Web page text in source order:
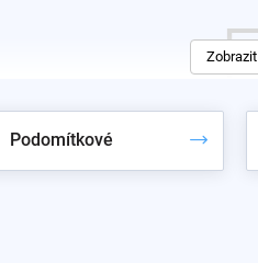
Můžete se ale
Podomítkové